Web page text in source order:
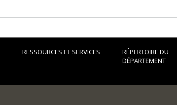
RESSOURCES ET SERVICES
RÉPERTOIRE DU
DÉPARTEMENT